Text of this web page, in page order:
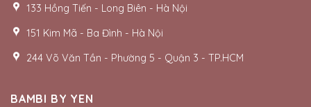
133 Hồng Tiến - Long Biên - Hà Nội
151 Kim Mã - Ba Đình - Hà Nội
244 Võ Văn Tần - Phường 5 - Quận 3 - TP.HCM
BAMBI BY YEN